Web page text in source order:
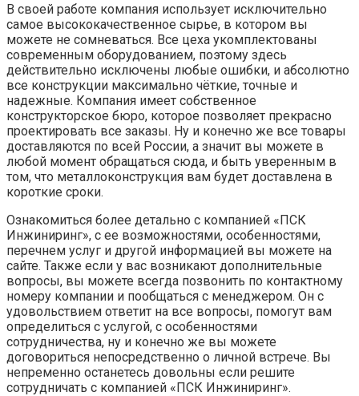
В своей работе компания использует исключительно
самое высококачественное сырье, в котором вы
можете не сомневаться. Все цеха укомплектованы
современным оборудованием, поэтому здесь
действительно исключены любые ошибки, и абсолютно
все конструкции максимально чёткие, точные и
надежные. Компания имеет собственное
конструкторское бюро, которое позволяет прекрасно
проектировать все заказы. Ну и конечно же все товары
доставляются по всей России, а значит вы можете в
любой момент обращаться сюда, и быть уверенным в
том, что металлоконструкция вам будет доставлена в
короткие сроки.
Ознакомиться более детально с компанией «ПСК
Инжиниринг», с ее возможностями, особенностями,
перечнем услуг и другой информацией вы можете на
сайте. Также если у вас возникают дополнительные
вопросы, вы можете всегда позвонить по контактному
номеру компании и пообщаться с менеджером. Он с
удовольствием ответит на все вопросы, помогут вам
определиться с услугой, с особенностями
сотрудничества, ну и конечно же вы можете
договориться непосредственно о личной встрече. Вы
непременно останетесь довольны если решите
сотрудничать с компанией «ПСК Инжиниринг».